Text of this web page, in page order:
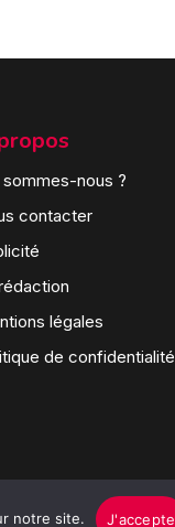
sommes-nous ?
contacter
légales
de confidentialité
notre site. J'accepte